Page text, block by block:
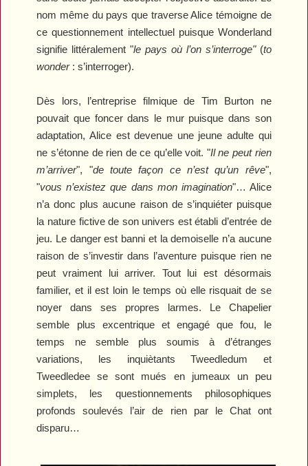
nom même du pays que traverse Alice témoigne de
ce questionnement intellectuel puisque Wonderland
signifie littéralement "le pays où l’on s’interroge"(to
wonder: s’interroger).
Dès lors, l’entreprise filmique de Tim Burton ne
pouvait que foncer dans le mur puisque dans son
adaptation, Alice est devenue une jeune adulte qui
ne s’étonne de rien de ce qu’elle voit. "Il ne peut rien
m’arriver", "de toute façon ce n’est qu’un rêve",
"vous n’existez que dans mon imagination"… Alice
n’a donc plus aucune raison de s’inquiéter puisque
la nature fictive de son univers est établi d’entrée de
jeu. Le danger est banni et la demoiselle n’a aucune
raison de s’investir dans l’aventure puisque rien ne
peut vraiment lui arriver. Tout lui est désormais
familier, et il est loin le temps où elle risquait de se
noyer dans ses propres larmes. Le Chapelier
semble plus excentrique et engagé que fou, le
temps ne semble plus soumis à d’étranges
variations, les inquiètants Tweedledum et
Tweedledee se sont mués en jumeaux un peu
simplets, les questionnements philosophiques
profonds soulevés l’air de rien par le Chat ont
disparu…